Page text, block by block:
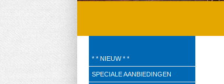
Verpakkingen
* * NIEUW * *
SPECIALE AANBIEDINGEN